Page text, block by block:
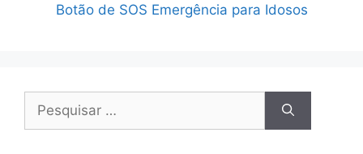
Botão de SOS Emergência para Idosos
por: